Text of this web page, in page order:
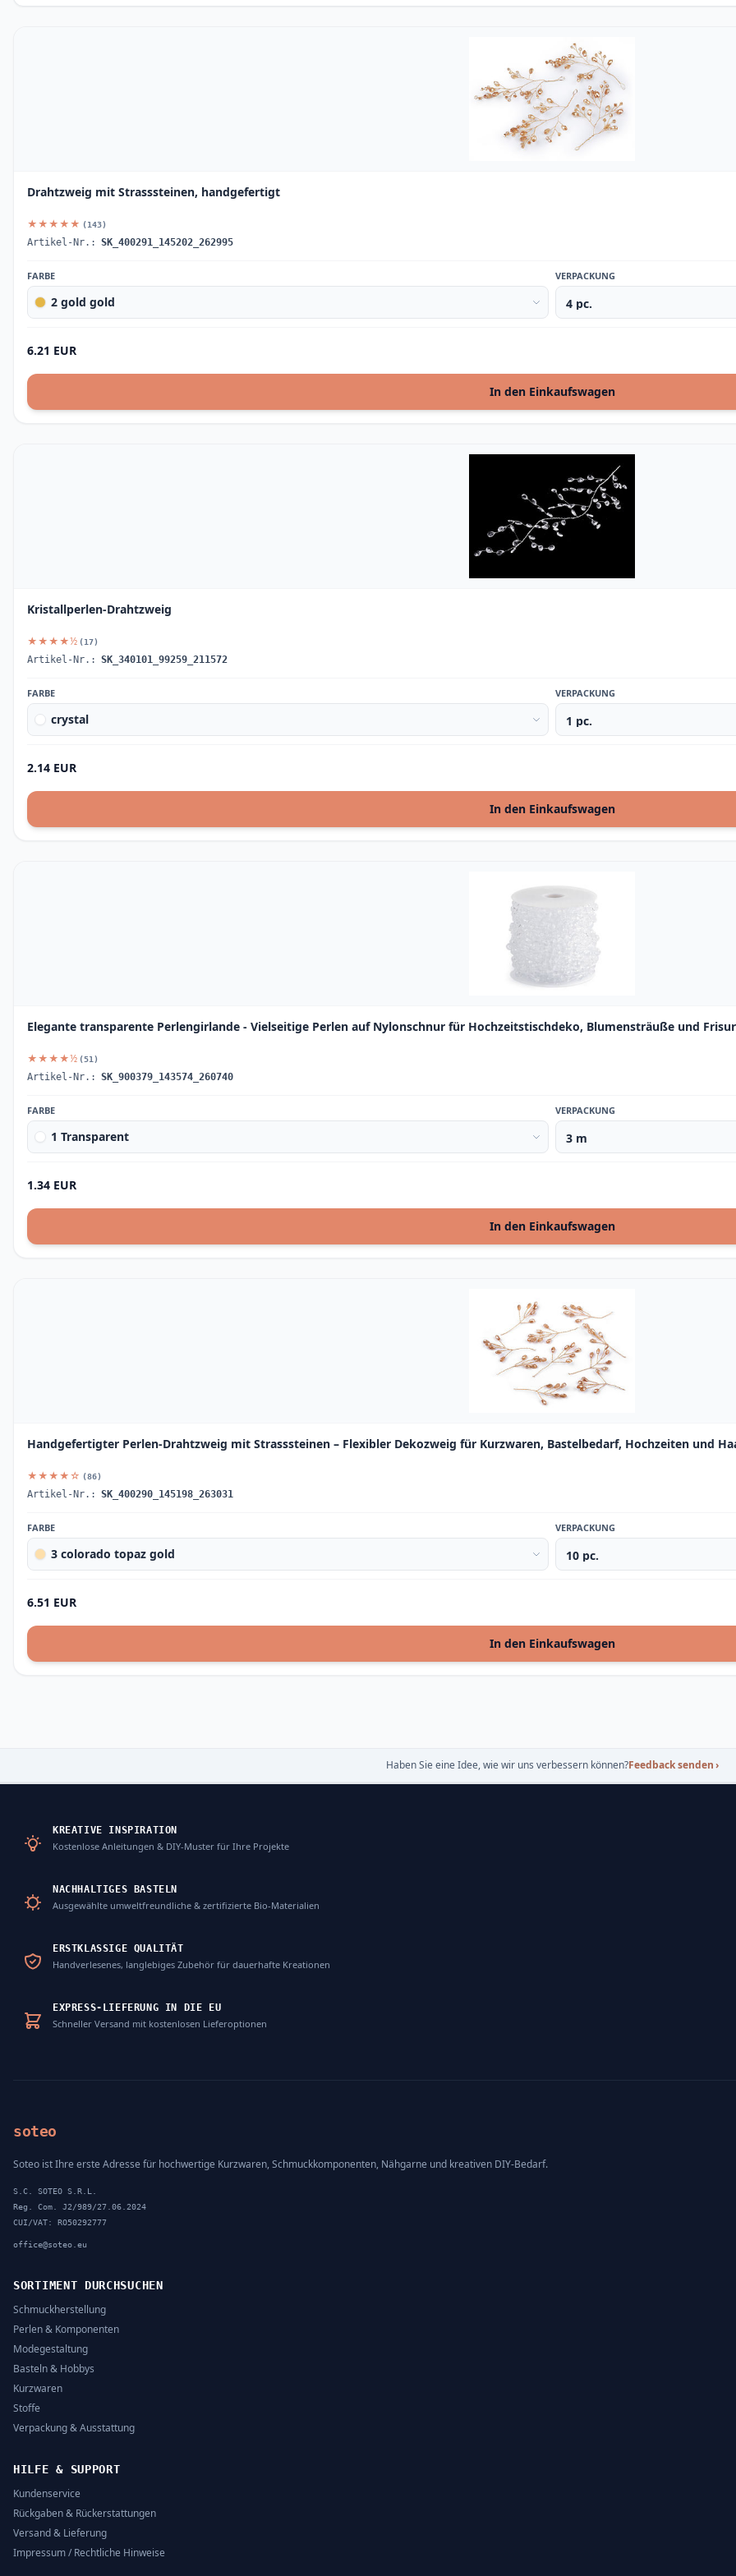
Drahtzweig mit Strasssteinen, handgefertigt
★★★★★ (143)
Artikel-Nr.: SK_400291_145202_262995
FARBE
2 gold gold
VERPACKUNG
6.21 EUR
In den Einkaufswagen
Kristallperlen-Drahtzweig
★★★★½ (17)
Artikel-Nr.: SK_340101_99259_211572
FARBE
crystal
VERPACKUNG
2.14 EUR
In den Einkaufswagen
Elegante transparente Perlengirlande - Vielseitige Perlen auf Nylonschnur für Hochzeitstischdeko, Blumensträuße und
★★★★½ (51)
Artikel-Nr.: SK_900379_143574_260740
FARBE
1 Transparent
VERPACKUNG
1.34 EUR
In den Einkaufswagen
Handgefertigter Perlen-Drahtzweig mit Strasssteinen – Flexibler Dekozweig für Kurzwaren, Bastelbedarf, Hochzeiten und
★★★★☆ (86)
Artikel-Nr.: SK_400290_145198_263031
FARBE
3 colorado topaz gold
VERPACKUNG
6.51 EUR
In den Einkaufswagen
Haben Sie eine Idee, wie wir uns verbessern können?Feedback senden›
KREATIVE INSPIRATION
Kostenlose Anleitungen & DIY-Muster für Ihre Projekte
NACHHALTIGES BASTELN
Ausgewählte umweltfreundliche & zertifizierte Bio-Materialien
ERSTKLASSIGE QUALITÄT
Handverlesenes, langlebiges Zubehör für dauerhafte Kreationen
EXPRESS-LIEFERUNG IN DIE EU
Schneller Versand mit kostenlosen Lieferoptionen
soteo
Soteo ist Ihre erste Adresse für hochwertige Kurzwaren, Schmuckkomponenten, Nähgarne und kreativen DIY-Bedarf.
S.C. SOTEO S.R.L.
Reg. Com. J2/989/27.06.2024
CUI/VAT: RO50292777
office@soteo.eu
SORTIMENT DURCHSUCHEN
Schmuckherstellung
Perlen & Komponenten
Modegestaltung
Basteln & Hobbys
Kurzwaren
Stoffe
Verpackung & Ausstattung
HILFE & SUPPORT
Kundenservice
Rückgaben & Rückerstattungen
Versand & Lieferung
Impressum / Rechtliche Hinweise